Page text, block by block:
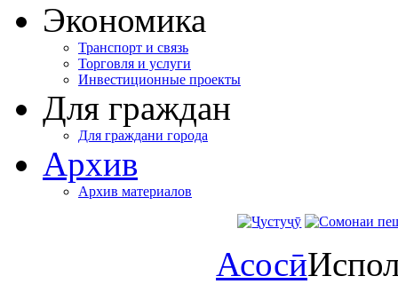
Экономика
Транспорт и связь
Торговля и услуги
Инвестиционные проекты
Для граждан
Для граждани города
Архив
Архив материалов
Асосӣ